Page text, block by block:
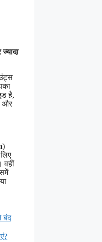
है,
और
)
वहीं
बंद